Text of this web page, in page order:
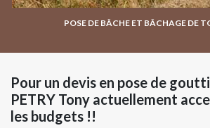
POSE DE BÂCHE ET BÂCHAGE DE
Pour un devis en pose de
PETRY Tony actuellement
les budgets !!